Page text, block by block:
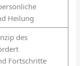
Heilung
des
Fortschritte